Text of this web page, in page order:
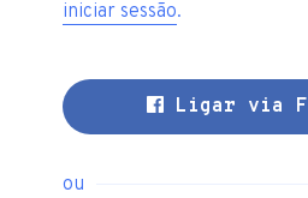
iniciar sessão.
Ligar via
ou